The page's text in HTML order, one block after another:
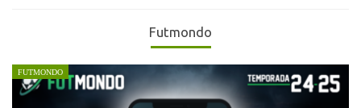
Futmondo
FUTMONDO